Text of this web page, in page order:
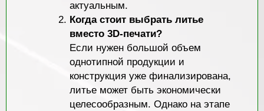
актуальным.
Когда стоит выбрать литье
вместо 3D-печати?
Если нужен большой объем
однотипной продукции и
конструкция уже финализирована,
литье может быть экономически
целесообразным. Однако на этапе